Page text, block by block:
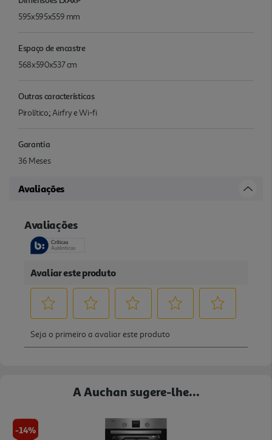
595x595x559 mm
Espaço de encastre
568x590x537 cm
Outras características
Pirolítico,; Airfry e Wi-fi
Garantia
36 Meses
Avaliações
A Auchan sugere-lhe...
-14%